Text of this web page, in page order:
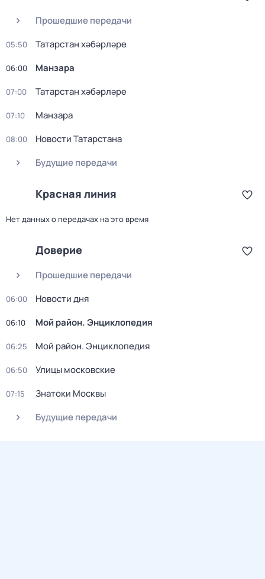
Прошедшие передачи
05:50 Татарстан хәбәрләре
06:00 Манзара
07:00 Татарстан хәбәрләре
07:10 Манзара
08:00
Новости Татарстана
Будущие передачи
Красная линия
Нет данных о передачах на это время
Доверие
Прошедшие передачи
06:00 Новости дня
06:10 Мой район. Энциклопедия
06:25 Мой район. Энциклопедия
06:50 Улицы московские
07:15
Знатоки Москвы
Будущие передачи